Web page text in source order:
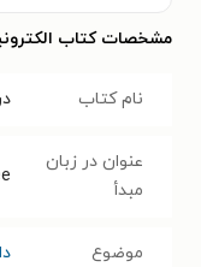
مشخصات کتاب
نام کتاب
عنوان در زبان
مبدأ
موضوع